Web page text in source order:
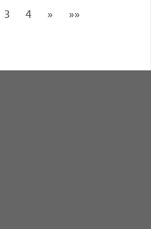
3 4 » »»